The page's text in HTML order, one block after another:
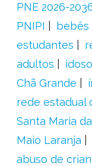
PNE 2026-
PNIPI
bebês
estudantes
adultos
Chã Grande
rede estadual
Santa Maria
Maio Laranja
abuso de